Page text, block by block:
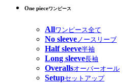
One pieceワンピース
Allワンピース全て
No sleeveノースリーブ
Half sleeve半袖
Long sleeve長袖
Overallsオーバーオール
Setupセットアップ